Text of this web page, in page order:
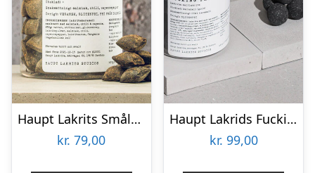
Haupt Lakrits Smålänningar
kr. 79,00
Haupt Lakrids Fucking Fabulous
kr. 99,00